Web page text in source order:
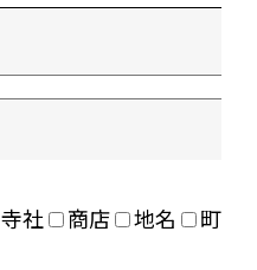
寺社 商店 地名
町村